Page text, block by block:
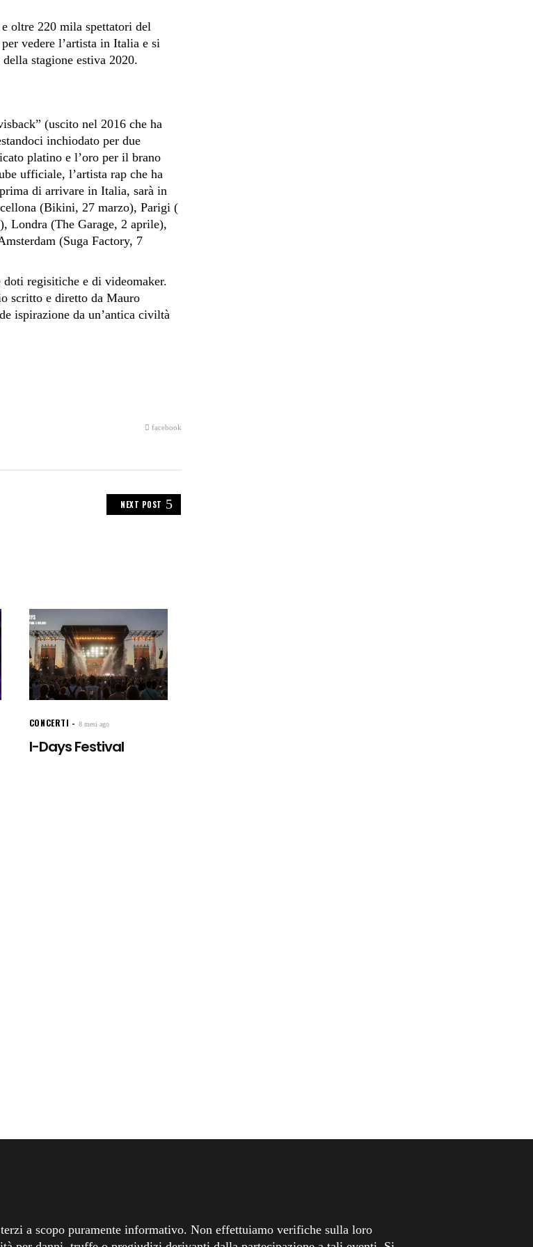
oltre 220 mila spettatori del
vedere l’artista in Italia e si
stagione estiva 2020.
(uscito nel 2016 che ha
inchiodato per due
platino e l’oro per il brano
ufficiale, l’artista rap che ha
di arrivare in Italia, sarà in
(Bikini, 27 marzo), Parigi (
Londra (The Garage, 2 aprile),
(Suga Factory, 7
doti regisitiche e di videomaker.
scritto e diretto da Mauro
ispirazione da un’antica civiltà
facebook
NEXT POST
CONCERTI 8 mesi ago
I-Days Festival
a scopo puramente informativo. Non effettuiamo verifiche sulla loro